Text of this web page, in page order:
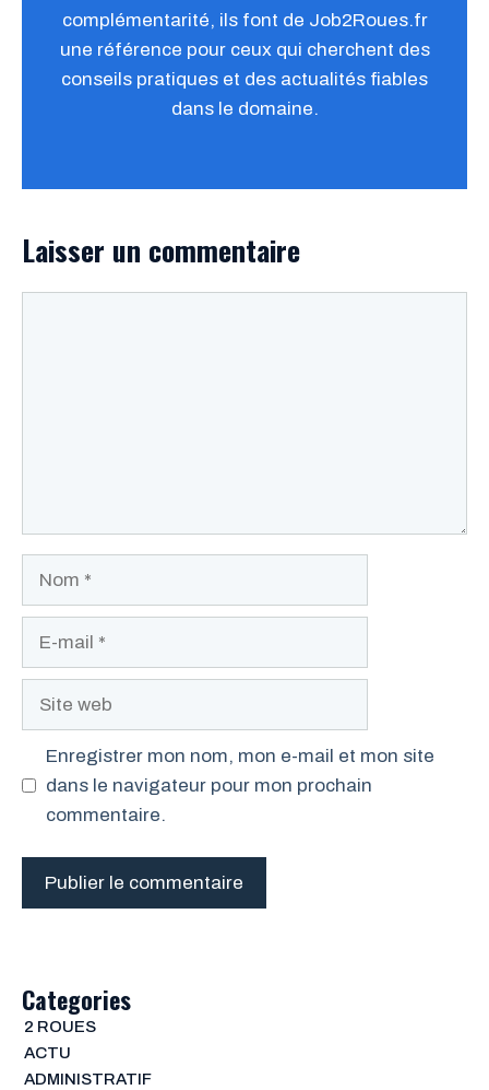
complémentarité, ils font de Job2Roues.fr
une référence pour ceux qui cherchent des
conseils pratiques et des actualités fiables
dans le domaine.
Laisser un commentaire
Site
Enregistrer mon nom, mon e-mail et mon site
dans le navigateur pour mon prochain
commentaire.
Categories
2 ROUES
ACTU
ADMINISTRATIF